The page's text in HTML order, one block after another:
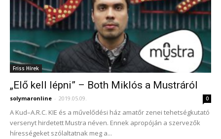
Friss Hírek
„Elő kell lépni” – Both Miklós a Mustráról
solymaronline - 2019.05.09. 0
A Kud–A.R.C. KIE és a művelődési ház amatőr zenei tehetségkutató
versenyt hirdetett Mustra néven. Ennek apropóján a szervezők
hírességeket szólaltatnak meg a...